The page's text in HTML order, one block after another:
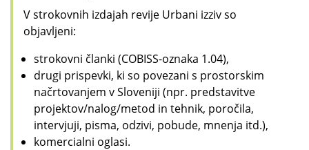
V strokovnih izdajah revije Urbani izziv so
objavljeni:
strokovni članki (COBISS-oznaka 1.04),
drugi prispevki, ki so povezani s prostorskim
načrtovanjem v Sloveniji (npr. predstavitve
projektov/nalog/metod in tehnik, poročila,
intervjuji, pisma, odzivi, pobude, mnenja itd.),
komercialni oglasi.